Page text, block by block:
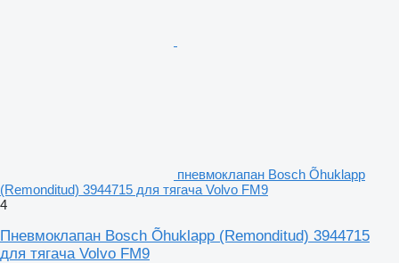
пневмоклапан Bosch Õhuklapp
(Remonditud) 3944715 для тягача Volvo FM9
4
Пневмоклапан Bosch Õhuklapp (Remonditud) 3944715
для тягача Volvo FM9